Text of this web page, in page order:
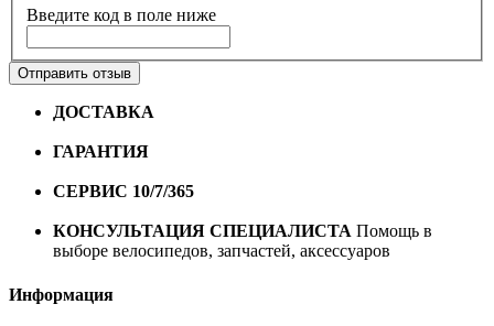
Введите код в поле ниже
Отправить отзыв
ДОСТАВКА
ГАРАНТИЯ
СЕРВИС 10/7/365
КОНСУЛЬТАЦИЯ СПЕЦИАЛИСТА Помощь в
выборе велосипедов, запчастей, аксессуаров
Информация